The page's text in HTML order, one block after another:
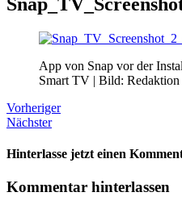
App von Snap vor der
Smart TV | Bild: Redaktion
Vorheriger
Nächster
Hinterlasse jetzt einen
Kommentar hinterlassen